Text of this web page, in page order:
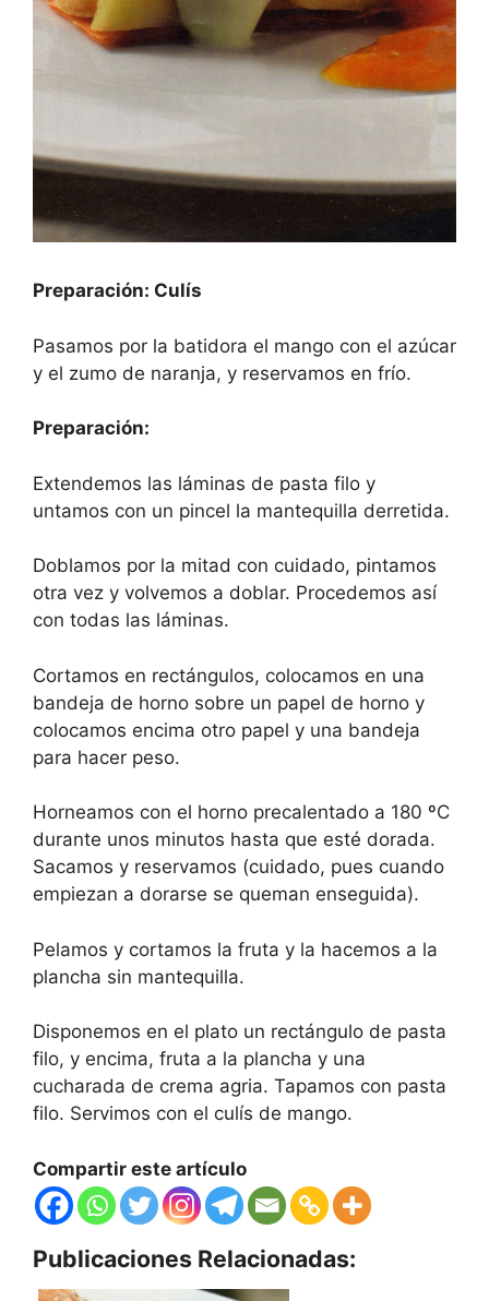
Preparación: Culís
Pasamos por la batidora el mango con el azúcar
y el zumo de naranja, y reservamos en frío.
Preparación:
Extendemos las láminas de pasta filo y
untamos con un pincel la mantequilla derretida.
Doblamos por la mitad con cuidado, pintamos
otra vez y volvemos a doblar. Procedemos así
con todas las láminas.
Cortamos en rectángulos, colocamos en una
bandeja de horno sobre un papel de horno y
colocamos encima otro papel y una bandeja
para hacer peso.
Horneamos con el horno precalentado a 180 ºC
durante unos minutos hasta que esté dorada.
Sacamos y reservamos (cuidado, pues cuando
empiezan a dorarse se queman enseguida).
Pelamos y cortamos la fruta y la hacemos a la
plancha sin mantequilla.
Disponemos en el plato un rectángulo de pasta
filo, y encima, fruta a la plancha y una
cucharada de crema agria. Tapamos con pasta
filo. Servimos con el culís de mango.
Compartir este artículo
Publicaciones Relacionadas: